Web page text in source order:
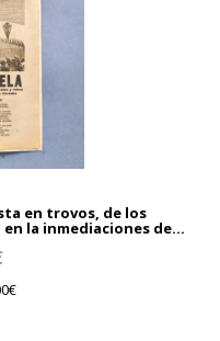
en trovos, de los
la inmediaciones de...